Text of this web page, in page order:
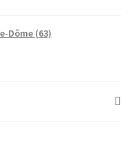
Dôme (63)